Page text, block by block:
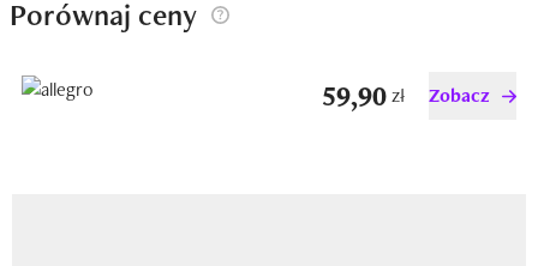
Porównaj ceny
59,90zł Zobacz